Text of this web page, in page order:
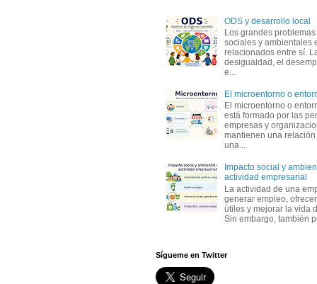
ODS y desarrollo local
Los grandes
sociales y ambientales
relacionados entre sí.
desigualdad, el
e...
El microentorno o
El microentorno o
está formado por las
empresas y
mantienen una
una...
Impacto social y
actividad empresarial
La actividad de una
generar empleo,
útiles y mejorar la vida
Sin embargo, también
Sígueme en Twitter